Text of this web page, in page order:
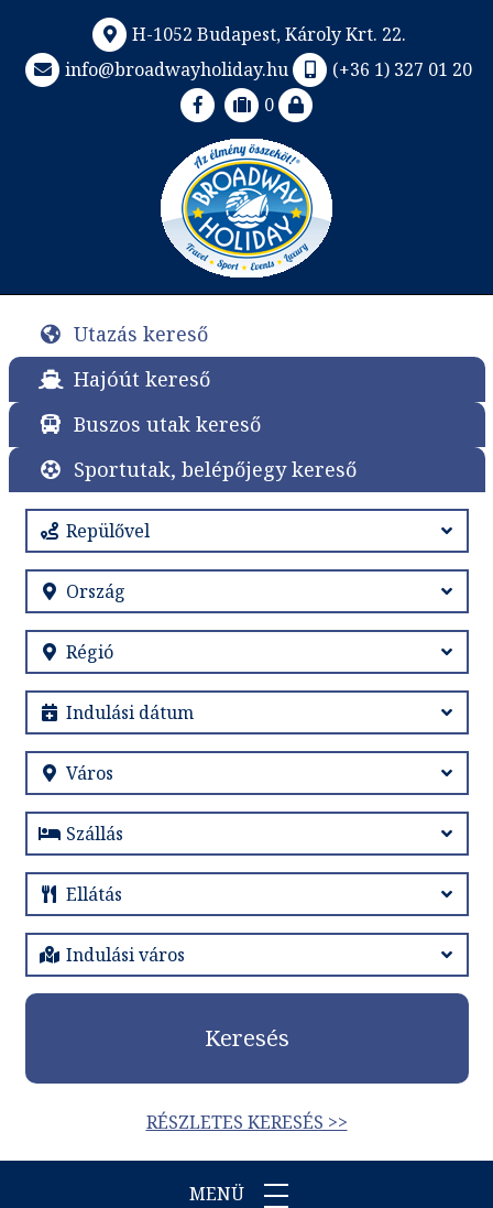
H-1052 Budapest, Károly Krt. 22.
info@broadwayholiday.hu
(+36 1) 327 01 20
0
Utazás kereső
Hajóút kereső
Buszos utak kereső
Sportutak, belépőjegy kereső
Keresés
RÉSZLETES KERESÉS >>
MENÜ